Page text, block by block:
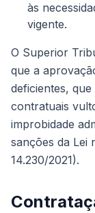
às
vigente.
O Superior
que a
deficientes,
contratuais
improbidade
sanções da Lei
14.230/2021).